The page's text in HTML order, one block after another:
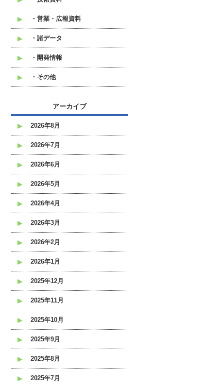
・営業・広報資料
・諸データ
・開発情報
・その他
アーカイブ
2026年8月
2026年7月
2026年6月
2026年5月
2026年4月
2026年3月
2026年2月
2026年1月
2025年12月
2025年11月
2025年10月
2025年9月
2025年8月
2025年7月